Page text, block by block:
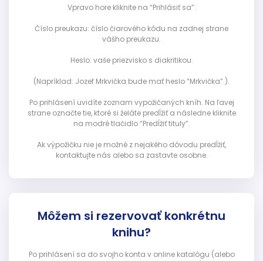
Vpravo hore kliknite na “Prihlásiť sa”:
Číslo preukazu: číslo čiarového kódu na zadnej strane
vášho preukazu.
Heslo: vaše priezvisko s diakritikou.
(Napríklad: Jozef Mrkvička bude mať heslo “Mrkvička”.).
Po prihlásení uvidíte zoznam vypožičaných kníh. Na ľavej
strane označte tie, ktoré si želáte predĺžiť a následne kliknite
na modré tlačidlo “Predĺžiť tituly”.
Ak výpožičku nie je možné z nejakého dôvodu predĺžiť,
kontaktujte nás alebo sa zastavte osobne.
Môžem si rezervovať konkrétnu
knihu?
Po prihlásení sa do svojho konta v online katalógu (alebo